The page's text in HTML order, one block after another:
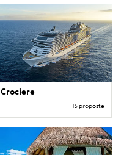
Crociere
15 proposte